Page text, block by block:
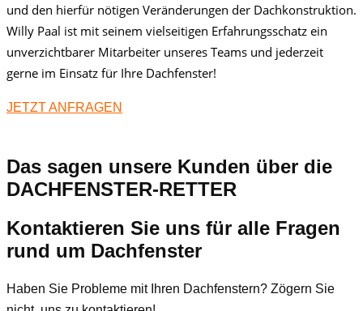
und den hierfür nötigen Veränderungen der Dachkonstruktion.
Willy Paal ist mit seinem vielseitigen Erfahrungsschatz ein
unverzichtbarer Mitarbeiter unseres Teams und jederzeit
gerne im Einsatz für Ihre Dachfenster!
JETZT ANFRAGEN
Das sagen unsere Kunden über die
DACHFENSTER-RETTER
Kontaktieren Sie uns für alle Fragen
rund um Dachfenster
Haben Sie Probleme mit Ihren Dachfenstern? Zögern Sie